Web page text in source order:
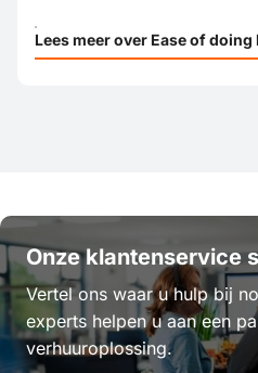
Lees meer over Ease of
Onze klantenservice
Vertel ons waar u hulp bij
experts helpen u aan een
verhuuroplossing.